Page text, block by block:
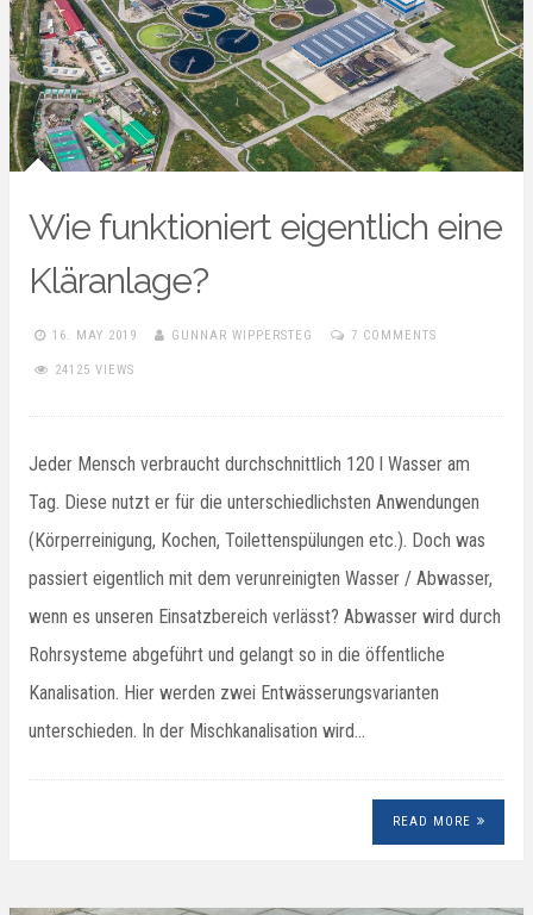
Wie funktioniert eigentlich eine
Kläranlage?
16. MAY 2019 GUNNAR WIPPERSTEG 7 COMMENTS
24125 VIEWS
Jeder Mensch verbraucht durchschnittlich 120 l Wasser am
Tag. Diese nutzt er für die unterschiedlichsten Anwendungen
(Körperreinigung, Kochen, Toilettenspülungen etc.). Doch was
passiert eigentlich mit dem verunreinigten Wasser / Abwasser,
wenn es unseren Einsatzbereich verlässt? Abwasser wird durch
Rohrsysteme abgeführt und gelangt so in die öffentliche
Kanalisation. Hier werden zwei Entwässerungsvarianten
unterschieden. In der Mischkanalisation wird…
READ MORE